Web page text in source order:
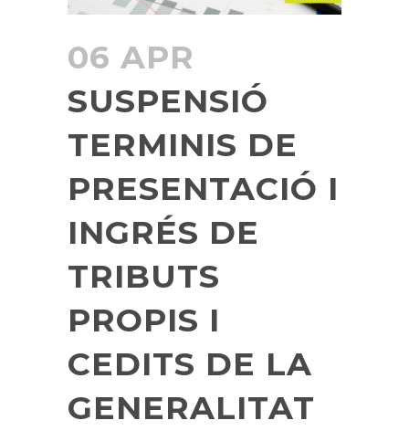
06 APR
SUSPENSIÓ
TERMINIS DE
PRESENTACIÓ I
INGRÉS DE
TRIBUTS
PROPIS I
CEDITS DE LA
GENERALITAT